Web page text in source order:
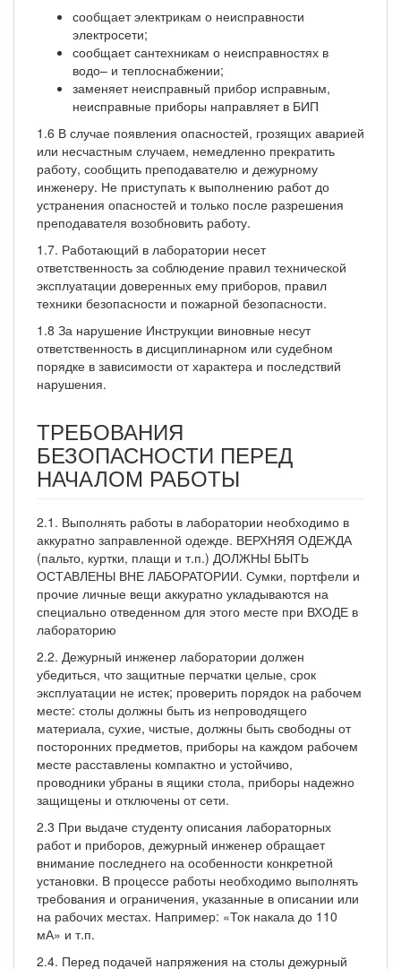
сообщает электрикам о неисправности
электросети;
сообщает сантехникам о неисправностях в
водо– и теплоснабжении;
заменяет неисправный прибор исправным,
неисправные приборы направляет в БИП
1.6 В случае появления опасностей, грозящих аварией
или несчастным случаем, немедленно прекратить
работу, сообщить преподавателю и дежурному
инженеру. Не приступать к выполнению работ до
устранения опасностей и только после разрешения
преподавателя возобновить работу.
1.7. Работающий в лаборатории несет
ответственность за соблюдение правил технической
эксплуатации доверенных ему приборов, правил
техники безопасности и пожарной безопасности.
1.8 За нарушение Инструкции виновные несут
ответственность в дисциплинарном или судебном
порядке в зависимости от характера и последствий
нарушения.
ТРЕБОВАНИЯ
БЕЗОПАСНОСТИ ПЕРЕД
НАЧАЛОМ РАБОТЫ
2.1. Выполнять работы в лаборатории необходимо в
аккуратно заправленной одежде. ВЕРХНЯЯ ОДЕЖДА
(пальто, куртки, плащи и т.п.) ДОЛЖНЫ БЫТЬ
ОСТАВЛЕНЫ ВНЕ ЛАБОРАТОРИИ. Сумки, портфели и
прочие личные вещи аккуратно укладываются на
специально отведенном для этого месте при ВХОДЕ в
лабораторию
2.2. Дежурный инженер лаборатории должен
убедиться, что защитные перчатки целые, срок
эксплуатации не истек; проверить порядок на рабочем
месте: столы должны быть из непроводящего
материала, сухие, чистые, должны быть свободны от
посторонних предметов, приборы на каждом рабочем
месте расставлены компактно и устойчиво,
проводники убраны в ящики стола, приборы надежно
защищены и отключены от сети.
2.3 При выдаче студенту описания лабораторных
работ и приборов, дежурный инженер обращает
внимание последнего на особенности конкретной
установки. В процессе работы необходимо выполнять
требования и ограничения, указанные в описании или
на рабочих местах. Например: «Ток накала до 110
мА» и т.п.
2.4. Перед подачей напряжения на столы дежурный